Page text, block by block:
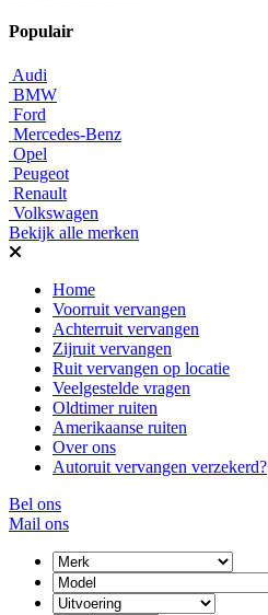
Populair
Audi
BMW
Ford
Mercedes-Benz
Opel
Peugeot
Renault
Volkswagen
Bekijk alle merken
Home
Voorruit vervangen
Achterruit vervangen
Zijruit vervangen
Ruit vervangen op locatie
Veelgestelde vragen
Oldtimer ruiten
Amerikaanse ruiten
Over ons
Autoruit vervangen verzekerd?
Bel ons
Mail ons